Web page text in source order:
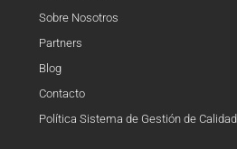
Sobre Nosotros
Partners
Blog
Contacto
Política Sistema de Gestión de Calidad